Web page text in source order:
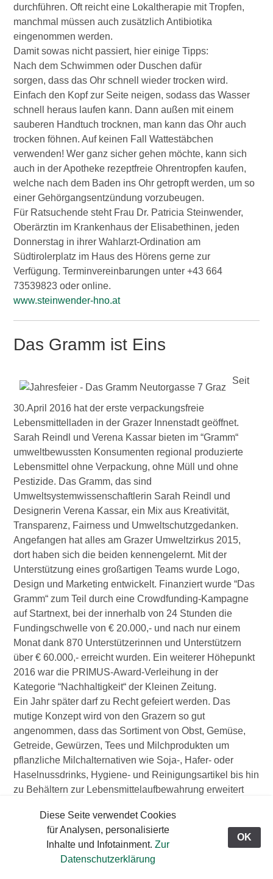
durchführen. Oft reicht eine Lokaltherapie mit Tropfen,
manchmal müssen auch zusätzlich Antibiotika
eingenommen werden.
Damit sowas nicht passiert, hier einige Tipps:
Nach dem Schwimmen oder Duschen dafür
sorgen, dass das Ohr schnell wieder trocken wird.
Einfach den Kopf zur Seite neigen, sodass das Wasser
schnell heraus laufen kann. Dann außen mit einem
sauberen Handtuch trocknen, man kann das Ohr auch
trocken föhnen. Auf keinen Fall Wattestäbchen
verwenden! Wer ganz sicher gehen möchte, kann sich
auch in der Apotheke rezeptfreie Ohrentropfen kaufen,
welche nach dem Baden ins Ohr getropft werden, um so
einer Gehörgangsentzündung vorzubeugen.
Für Ratsuchende steht Frau Dr. Patricia Steinwender,
Oberärztin im Krankenhaus der Elisabethinen, jeden
Donnerstag in ihrer Wahlarzt-Ordination am
Südtirolerplatz im Haus des Hörens gerne zur
Verfügung. Terminvereinbarungen unter +43 664
73539823 oder online.
www.steinwender-hno.at
Das Gramm ist Eins
Seit
30.April 2016 hat der erste verpackungsfreie
Lebensmittelladen in der Grazer Innenstadt geöffnet.
Sarah Reindl und Verena Kassar bieten im “Gramm“
umweltbewussten Konsumenten regional produzierte
Lebensmittel ohne Verpackung, ohne Müll und ohne
Pestizide. Das Gramm, das sind
Umweltsystemwissenschaftlerin Sarah Reindl und
Designerin Verena Kassar, ein Mix aus Kreativität,
Transparenz, Fairness und Umweltschutzgedanken.
Angefangen hat alles am Grazer Umweltzirkus 2015,
dort haben sich die beiden kennengelernt. Mit der
Unterstützung eines großartigen Teams wurde Logo,
Design und Marketing entwickelt. Finanziert wurde “Das
Gramm“ zum Teil durch eine Crowdfunding-Kampagne
auf Startnext, bei der innerhalb von 24 Stunden die
Fundingschwelle von € 20.000,- und nach nur einem
Monat dank 870 Unterstützerinnen und Unterstützern
über € 60.000,- erreicht wurden. Ein weiterer Höhepunkt
2016 war die PRIMUS-Award-Verleihung in der
Kategorie “Nachhaltigkeit“ der Kleinen Zeitung.
Ein Jahr später darf zu Recht gefeiert werden. Das
mutige Konzept wird von den Grazern so gut
angenommen, dass das Sortiment von Obst, Gemüse,
Getreide, Gewürzen, Tees und Milchprodukten um
pflanzliche Milchalternativen wie Soja-, Hafer- oder
Haselnussdrinks, Hygiene- und Reinigungsartikel bis hin
zu Behältern zur Lebensmittelaufbewahrung erweitert
Einkaufstasche für die Grazer Innenstadt. Designed von
Verena Kassar und aus wiederverwertbaren Materialien
produziert bietet sie genügend Platz für den City-Einkauf.
Zu den regionalen Köstlichkeiten aus der Küche - ab 12
Diese Seite verwendet Cookies
für Analysen, personalisierte
Inhalte und Infotainment. Zur
Datenschutzerklärung
OK